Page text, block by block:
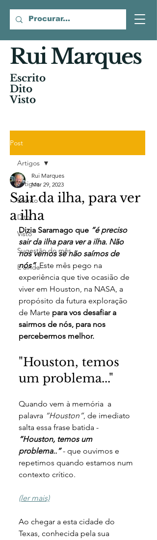
Rui Marques
Escrito
Dito
Visto
Post
Artigos
Escrito
Dito
Visto
Sugestão do mês
E ainda
Artigos
Sair da ilha, para ver
a ilha
Rui Marques
Mar 29, 2023
Dizia Saramago que “é preciso
sair da ilha para ver a ilha. Não
nos vemos se não saímos de
nós”. Este mês pego na
experiência que tive ocasião de
viver em Houston, na NASA, a
propósito da futura exploração
de Marte para vos desafiar a
sairmos de nós, para nos
percebermos melhor.
"Houston, temos
um problema..."
Quando vem à memória  a
palavra “Houston”, de imediato
salta essa frase batida -
“Houston, temos um
problema..” - que ouvimos e
repetimos quando estamos num
contexto crítico.
(ler mais)
Ao chegar a esta cidade do
Texas, conhecida pela sua